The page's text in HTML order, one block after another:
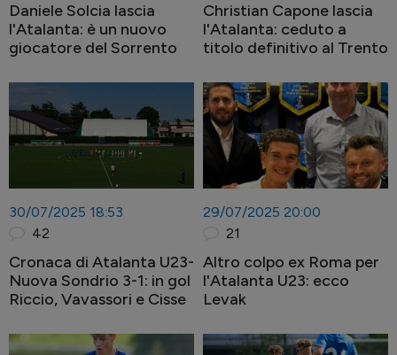
Daniele Solcia lascia
l'Atalanta: è un nuovo
giocatore del Sorrento
Christian Capone lascia
l'Atalanta: ceduto a
titolo definitivo al Trento
30/07/2025 18:53
42
Cronaca di Atalanta U23-
Nuova Sondrio 3-1: in gol
Riccio, Vavassori e Cisse
29/07/2025 20:00
21
Altro colpo ex Roma per
l'Atalanta U23: ecco
Levak